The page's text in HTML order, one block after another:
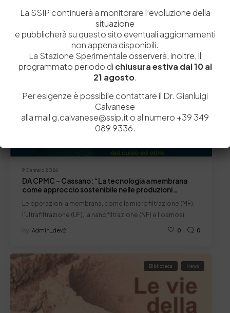
9 Gennaio 2026
Letture presso la Biblioteca
DA CPMC – Cassano: “La tecnologia a membrana
come approccio sostenibile nelle produzioni
Le operazioni a membrana, come la microfiltrazione (MF),
l’ultrafiltrazione (UF), la nanofiltrazione (NF) e l’osmosi…
by Admin_dev2 0 0
Biblioteca News
La SSIP continuerà a monitorare l’evoluzione della
situazione
e pubblicherà su questo sito eventuali aggiornamenti
non appena disponibili.
La Stazione Sperimentale osserverà, inoltre, il
programmato periodo di chiusura estiva dal 10 al
21 agosto.
Per esigenze è possibile contattare il Dr. Gianluigi
Calvanese
alla mail g.calvanese@ssip.it o al numero +39 349
089 9336.